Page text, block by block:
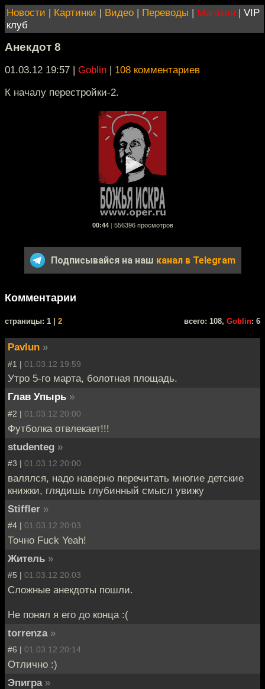
Новости | Картинки | Видео | Переводы | Магазин | VIP
клуб
Анекдот 8
01.03.12 19:57 | Goblin | 108 комментариев
К началу перестройки-2.
00:44 556396 просмотров
Подписывайся на наш канал в Telegram
Комментарии
cтраницы: 1 | 2 всего: 108, Goblin: 6
Pavlun »
#1 | 01.03.12 19:59
Утро 5-го марта, болотная площадь.
Глав Упырь »
#2 | 01.03.12 20:00
Футболка отвлекает!!!
studenteg »
#3 | 01.03.12 20:00
валялся, надо наверно перечитать многие детские
книжки, глядишь глубинный смысл увижу
Stiffler »
#4 | 01.03.12 20:03
Точно Fuck Yeah!
Житель »
#5 | 01.03.12 20:03
Сложные анекдоты пошли.
Не понял я его до конца :(
torrenza »
#6 | 01.03.12 20:14
Отлично :)
Эпигра »